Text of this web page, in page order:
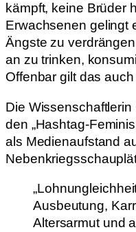
kämpft, keine Brüder
Erwachsenen gelingt
Ängste zu
an zu trinken,
Offenbar gilt das
Die
den „Hashtag-
als Medienaufstand
Ausbeutung,
Altersarmut und